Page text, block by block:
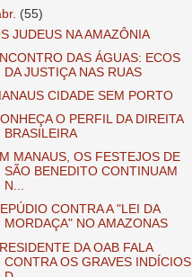
(55)
JUDEUS NA AMAZÔNIA
DAS ÁGUAS: ECOS
DA JUSTIÇA NAS RUAS
CIDADE SEM PORTO
O PERFIL DA DIREITA
BRASILEIRA
MANAUS, OS FESTEJOS DE
SÃO BENEDITO CONTINUAM
N...
CONTRA A "LEI DA
MORDAÇA" NO AMAZONAS
DA OAB FALA
CONTRA OS GRAVES INDÍCIOS